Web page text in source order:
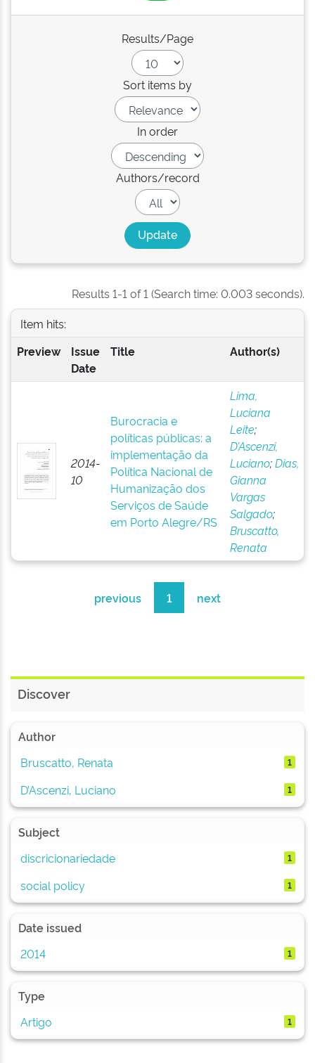
Results/Page
Sort items by
In order
Authors/record
Results 1-1 of 1 (Search time: 0.003 seconds).
Item hits:
Preview
Issue
Date
Title Author(s)
2014-
10
Burocracia e
políticas públicas: a
implementação da
Política Nacional de
Humanização dos
Serviços de Saúde
em Porto Alegre/RS
Lima,
Luciana
Leite;
D’Ascenzi,
Luciano;Dias,
Gianna
Vargas
Salgado;
Bruscatto,
Renata
previous 1 next
Discover
Author
Bruscatto, Renata
1
D’Ascenzi, Luciano 1
Subject
discricionariedade
1
social policy 1
Date issued
2014
1
Type
Artigo
1